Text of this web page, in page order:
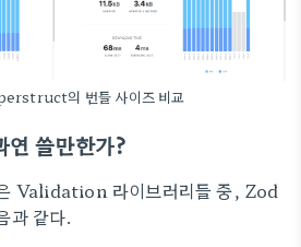
의 번들 사이즈 비교
쓸만한가?
Validation 라이브러리들 중, Zod
과 같다.